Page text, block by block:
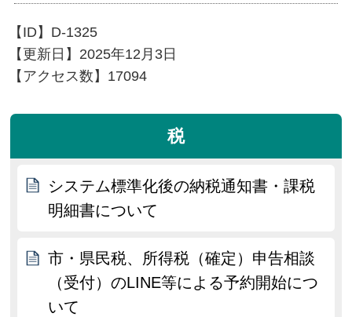
【ID】 D-1325
【更新日】 2025年12月3日
【アクセス数】 17094
税
システム標準化後の納税通知書・課税
明細書について
市・県民税、所得税（確定）申告相談
（受付）のLINE等による予約開始につ
いて